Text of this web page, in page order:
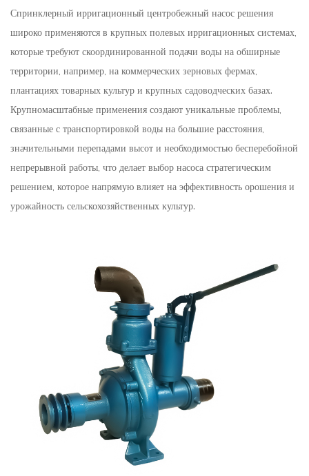
Спринклерный ирригационный центробежный насос решения
широко применяются в крупных полевых ирригационных системах,
которые требуют скоординированной подачи воды на обширные
территории, например, на коммерческих зерновых фермах,
плантациях товарных культур и крупных садоводческих базах.
Крупномасштабные применения создают уникальные проблемы,
связанные с транспортировкой воды на большие расстояния,
значительными перепадами высот и необходимостью бесперебойной
непрерывной работы, что делает выбор насоса стратегическим
решением, которое напрямую влияет на эффективность орошения и
урожайность сельскохозяйственных культур.